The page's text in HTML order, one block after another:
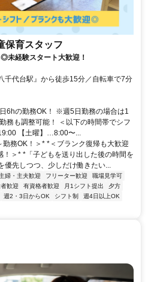
保育スタッフ
未経験スタート大歓迎！
千代台駅』から徒歩15分／自転車で7分
6hの勤務OK！ ※週5日勤務の場合は1
務も調整可能！ ＜以下の時間帯でシフ
【土曜】…8:00〜...
務OK！＞* *＜ブランク復帰も大歓迎
！＞* *「子どもを送り出した後の時間を
先しつつ、少しだけ働きたい...
主婦・主夫歓迎 フリーター歓迎
職場見学可
歓迎 有資格者歓迎 月1シフト提出
夕方
週2・3日からOK シフト制
週4日以上OK